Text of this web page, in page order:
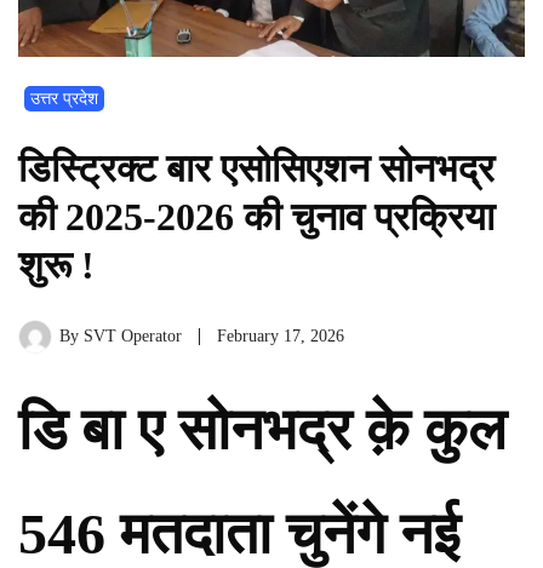
उत्तर प्रदेश
डिस्ट्रिक्ट बार एसोसिएशन सोनभद्र
की 2025-2026 की चुनाव प्रक्रिया
शुरू !
By SVT Operator February 17, 2026
डि बा ए सोनभद्र क़े कुल
546 मतदाता चुनेंगे नई